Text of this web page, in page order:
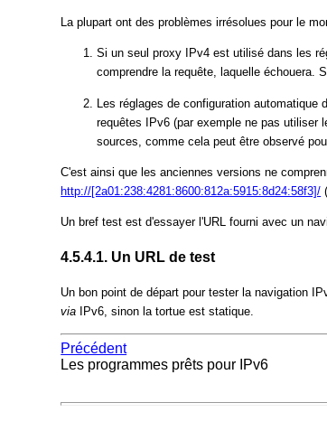
La plupart ont des problèmes irrésolues pour le
Si un seul proxy IPv4 est utilisé dans les
comprendre la requête, laquelle échouera.
Les réglages de configuration automatique
requêtes IPv6 (par exemple ne pas utiliser
sources, comme cela peut être observé
C'est ainsi que les anciennes versions ne
http://[2a01:238:4281:8600:812a:5915:8d24:58f3]/
Un bref test est d'essayer l'URL fourni avec un
4.5.4.1. Un URL de test
Un bon point de départ pour tester la navigation
via IPv6, sinon la tortue est statique.
Précédent
Les programmes prêts pour IPv6